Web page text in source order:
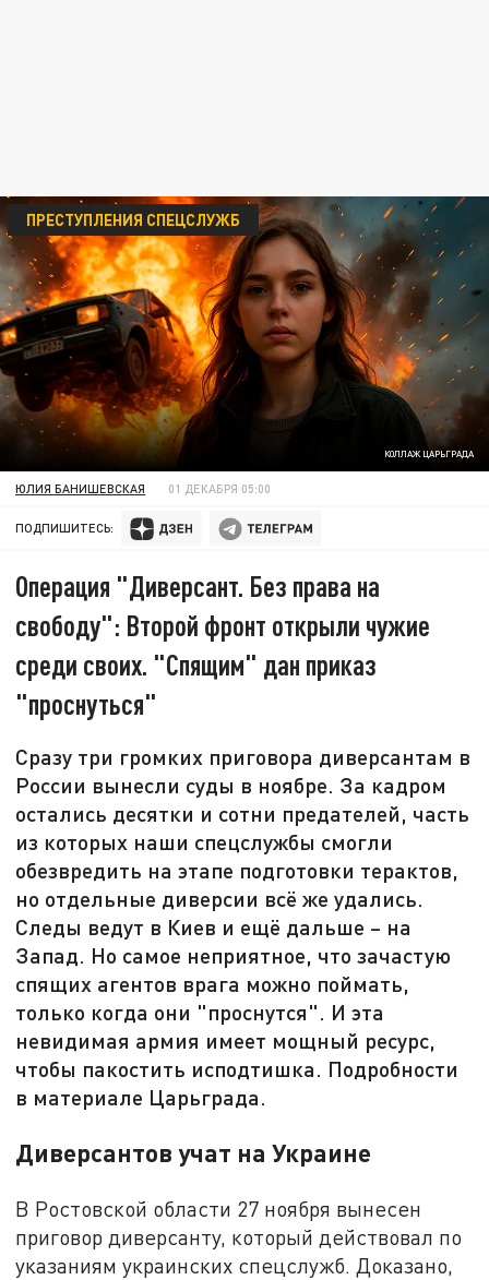
КОЛЛАЖ ЦАРЬГРАДА
ПРЕСТУПЛЕНИЯ СПЕЦСЛУЖБ
ЮЛИЯ БАНИШЕВСКАЯ 01 ДЕКАБРЯ 05:00
ПОДПИШИТЕСЬ:
Операция "Диверсант. Без права на
свободу": Второй фронт открыли чужие
среди своих. "Спящим" дан приказ
"проснуться"
Сразу три громких приговора диверсантам в
России вынесли суды в ноябре. За кадром
остались десятки и сотни предателей, часть
из которых наши спецслужбы смогли
обезвредить на этапе подготовки терактов,
но отдельные диверсии всё же удались.
Следы ведут в Киев и ещё дальше – на
Запад. Но самое неприятное, что зачастую
спящих агентов врага можно поймать,
только когда они "проснутся". И эта
невидимая армия имеет мощный ресурс,
чтобы пакостить исподтишка. Подробности
в материале Царьграда.
Диверсантов учат на Украине
В Ростовской области 27 ноября вынесен
приговор диверсанту, который действовал по
указаниям украинских спецслужб. Доказано,